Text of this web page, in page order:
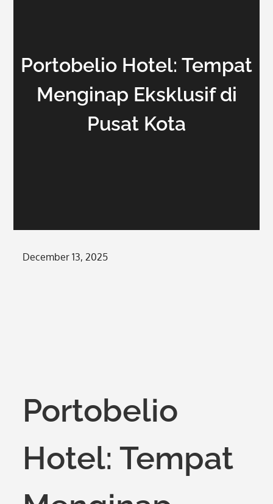
Portobelio Hotel: Tempat
Menginap Eksklusif di
Pusat Kota
Posted
December 13, 2025
Portobelio
Hotel: Tempat